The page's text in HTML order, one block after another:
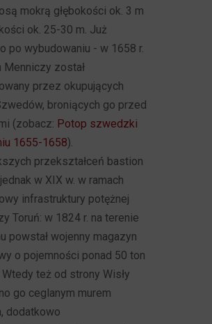
mokrą głębokości ok. 3 m
ok. 25-30 m. Już
po wybudowaniu - w 1658 r.
Menniczy został
przez okupujących
broniących go przed
(zobacz: Potop szwedzki
1655-1658).
przekształceń bastion
w XIX w. w ramach
infrastruktury potężnej
Toruń: w 1824 r. na terenie
powstał wojenny magazyn
o pojemności ponad 50 ton
Wtedy też od strony Wisły
go ceglanym murem
dodatkowo